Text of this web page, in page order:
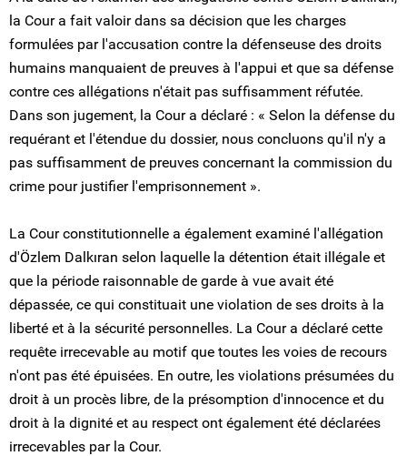
la Cour a fait valoir dans sa décision que les charges
formulées par l'accusation contre la défenseuse des droits
humains manquaient de preuves à l'appui et que sa défense
contre ces allégations n'était pas suffisamment réfutée.
Dans son jugement, la Cour a déclaré : « Selon la défense du
requérant et l'étendue du dossier, nous concluons qu'il n'y a
pas suffisamment de preuves concernant la commission du
crime pour justifier l'emprisonnement ».
La Cour constitutionnelle a également examiné l'allégation
d'Özlem Dalkıran selon laquelle la détention était illégale et
que la période raisonnable de garde à vue avait été
dépassée, ce qui constituait une violation de ses droits à la
liberté et à la sécurité personnelles. La Cour a déclaré cette
requête irrecevable au motif que toutes les voies de recours
n'ont pas été épuisées. En outre, les violations présumées du
droit à un procès libre, de la présomption d'innocence et du
droit à la dignité et au respect ont également été déclarées
irrecevables par la Cour.